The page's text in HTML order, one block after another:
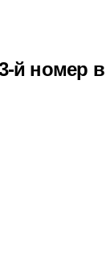
й номер в